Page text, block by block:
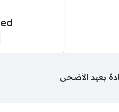
بعيد الأضحى